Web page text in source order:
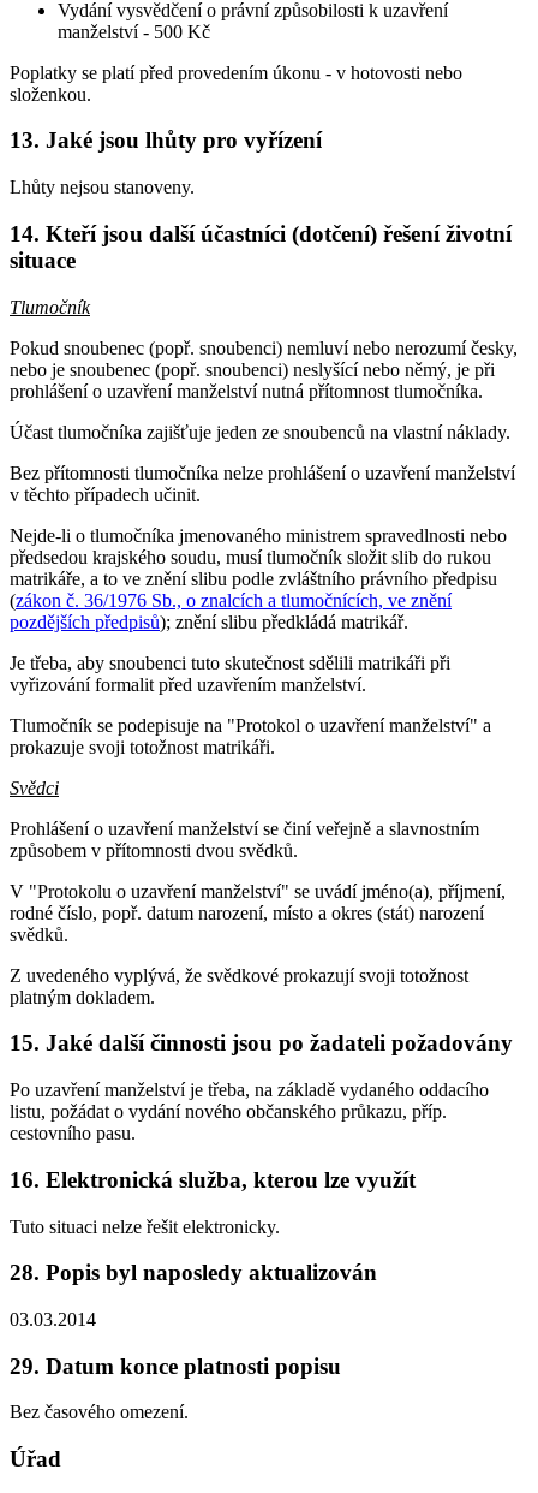
Vydání vysvědčení o právní způsobilosti k uzavření
manželství - 500 Kč
Poplatky se platí před provedením úkonu - v hotovosti nebo
složenkou.
13. Jaké jsou lhůty pro vyřízení
Lhůty nejsou stanoveny.
14. Kteří jsou další účastníci (dotčení) řešení životní
situace
Tlumočník
Pokud snoubenec (popř. snoubenci) nemluví nebo nerozumí česky,
nebo je snoubenec (popř. snoubenci) neslyšící nebo němý, je při
prohlášení o uzavření manželství nutná přítomnost tlumočníka.
Účast tlumočníka zajišťuje jeden ze snoubenců na vlastní náklady.
Bez přítomnosti tlumočníka nelze prohlášení o uzavření manželství
v těchto případech učinit.
Nejde-li o tlumočníka jmenovaného ministrem spravedlnosti nebo
předsedou krajského soudu, musí tlumočník složit slib do rukou
matrikáře, a to ve znění slibu podle zvláštního právního předpisu
(zákon č. 36/1976 Sb., o znalcích a tlumočnících, ve znění
pozdějších předpisů); znění slibu předkládá matrikář.
Je třeba, aby snoubenci tuto skutečnost sdělili matrikáři při
vyřizování formalit před uzavřením manželství.
Tlumočník se podepisuje na "Protokol o uzavření manželství" a
prokazuje svoji totožnost matrikáři.
Svědci
Prohlášení o uzavření manželství se činí veřejně a slavnostním
způsobem v přítomnosti dvou svědků.
V "Protokolu o uzavření manželství" se uvádí jméno(a), příjmení,
rodné číslo, popř. datum narození, místo a okres (stát) narození
svědků.
Z uvedeného vyplývá, že svědkové prokazují svoji totožnost
platným dokladem.
15. Jaké další činnosti jsou po žadateli požadovány
Po uzavření manželství je třeba, na základě vydaného oddacího
listu, požádat o vydání nového občanského průkazu, příp.
cestovního pasu.
16. Elektronická služba, kterou lze využít
Tuto situaci nelze řešit elektronicky.
28. Popis byl naposledy aktualizován
03.03.2014
29. Datum konce platnosti popisu
Bez časového omezení.
Úřad